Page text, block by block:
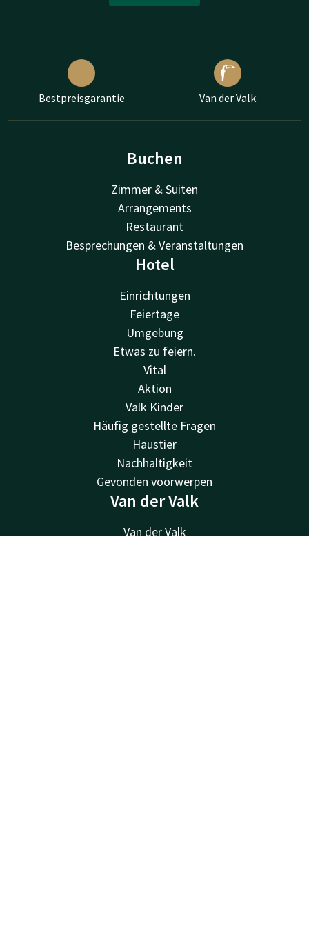
Bestpreisgarantie Van der Valk
Buchen
Zimmer & Suiten
Arrangements
Restaurant
Besprechungen & Veranstaltungen
Hotel
Einrichtungen
Feiertage
Umgebung
Etwas zu feiern.
Vital
Aktion
Valk Kinder
Häufig gestellte Fragen
Haustier
Nachhaltigkeit
Gevonden voorwerpen
Van der Valk
Van der Valk